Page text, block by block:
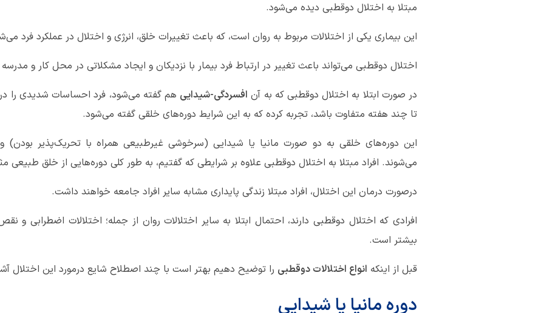
مبتلا به اختلال دوقطبی دیده می‌شود.
این بیماری یکی از اختلالات مربوط به روان است، که باعث تغییرات خلق، انرژی و اختلال در عملکرد فرد
اختلال دوقطبی می‌تواند باعث تغییر در ارتباط فرد بیمار با نزدیکان‌ و ایجاد مشکلاتی در محل کار و
در صورت ابتلا به اختلال دوقطبی که به آن افسردگی-شیدایی هم گفته می‌شود، فرد احساسات شدیدی را
تا چند هفته متفاوت باشد، تجربه کرده که به این شرایط دوره‌های خلقی گفته می‌شود.
این دوره‌های خلقی به دو صورت مانیا یا شیدایی (سرخوشی غیرطبیعی همراه با تحریک‌پذیر بودن)
می‌شوند. افراد مبتلا به اختلال دوقطبی علاوه بر شرایطی که گفتیم، به طور کلی دوره‌هایی از خلق طبیعی
درصورت درمان این اختلال، افراد مبتلا زندگی‌ پایداری مشابه سایر افراد جامعه خواهند داشت.
بیشتر است.
قبل از اینکه انواع اختلالات دوقطبی را توضیح دهیم بهتر است با چند اصطلاح شایع درمورد این اختلال
دوره مانیا یا شیدایی